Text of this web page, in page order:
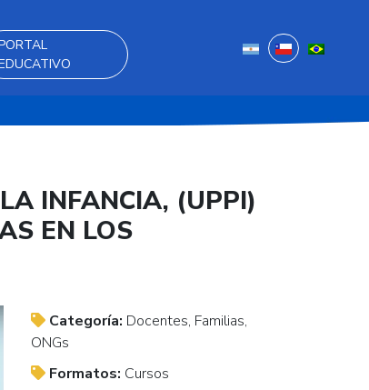
INFANCIA, (UPPI)
EN LOS
Categoría: Docentes, Familias,
ONGs
Formatos: Cursos